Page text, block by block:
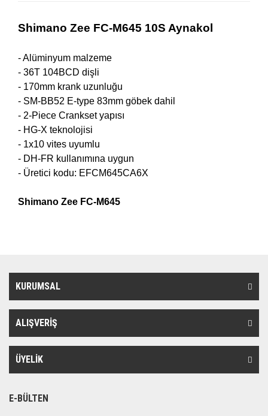
Shimano Zee FC-M645 10S Aynakol
- Alüminyum malzeme
- 36T 104BCD dişli
- 170mm krank uzunluğu
- SM-BB52 E-type 83mm göbek dahil
- 2-Piece Crankset yapısı
- HG-X teknolojisi
- 1x10 vites uyumlu
- DH-FR kullanımına uygun
- Üretici kodu: EFCM645CA6X
Shimano Zee FC-M645
KURUMSAL
ALIŞVERİŞ
ÜYELİK
E-BÜLTEN